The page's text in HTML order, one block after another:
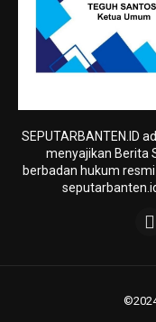
SEPUTARBANTEN.ID
menyajikan Berita
berbadan hukum